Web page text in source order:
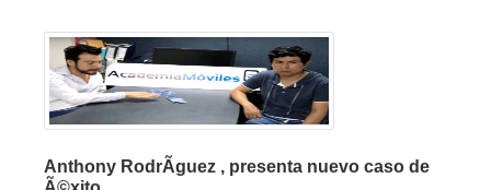
Anthony RodrÃ­guez , presenta nuevo caso de